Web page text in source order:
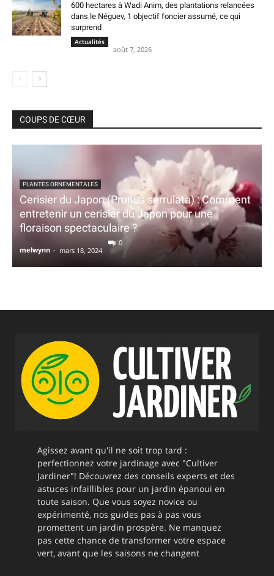
600 hectares à Wadi Anim, des plantations relancées
dans le Néguev, 1 objectif foncier assumé, ce qui
surprend
Actualités
août 7, 2026
COUPS DE CŒUR
PLANTES ORNEMENTALES
Cerisier du Japon (Prunus serrulata) : Comment
entretenir un cerisier du Japon pour une
floraison spectaculaire ?
melwynn - mars 18, 2024
0
Agissez avant qu'il ne soit trop tard :
perfectionnez votre jardinage avec "Cultiver
Jardiner"! Découvrez des conseils experts et des
astuces infaillibles pour un jardin épanoui en
toute saison. Que vous soyez novice ou
expérimenté, nos guides pas à pas vous
promettent un jardin prospère. Ne manquez
pas cette chance de transformer votre espace
vert, avant que les saisons ne changent